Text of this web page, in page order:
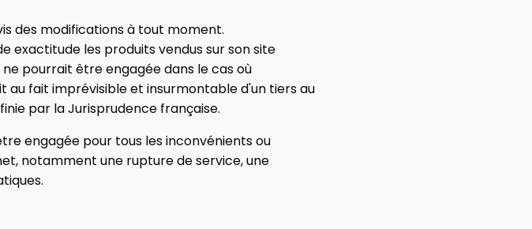
des modifications à tout moment.
exactitude les produits vendus sur son site
pourrait être engagée dans le cas où
au fait imprévisible et insurmontable d'un tiers au
par la Jurisprudence française.
engagée pour tous les inconvénients ou
notamment une rupture de service, une